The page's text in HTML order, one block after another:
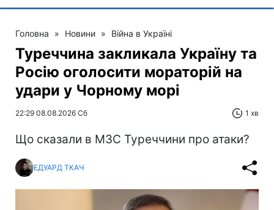
Головна » Новини » Війна в Україні
Туреччина закликала Україну та
Росію оголосити мораторій на
удари у Чорному морі
22:29 08.08.2026 Сб 1 хв
Що сказали в МЗС Туреччини про атаки?
ЕДУАРД ТКАЧ